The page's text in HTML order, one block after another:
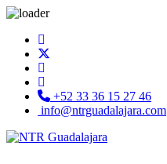
+52 33 36 15 27 46
info@ntrguadalajara.com